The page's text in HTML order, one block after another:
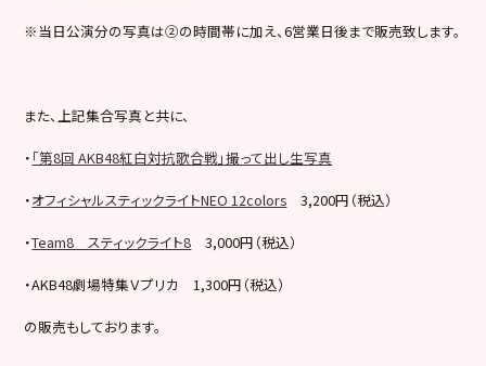
※当日公演分の写真は②の時間帯に加え、6営業日後まで販売致します。
また、上記集合写真と共に、
・ 「第8回 AKB48紅白対抗歌合戦」撮って出し生写真
・オフィシャルスティックライトNEO 12colors 3,200円（税込）
・Team8 スティックライト8 3,000円（税込）
・AKB48劇場特集Ｖプリカ 1,300円（税込）
の販売もしております。